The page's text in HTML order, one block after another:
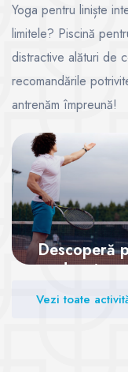
Yoga pentru liniște
limitele? Piscină
distractive alături de
recomandările
antrenăm împreună!
Descoperă
de a
Vezi toate